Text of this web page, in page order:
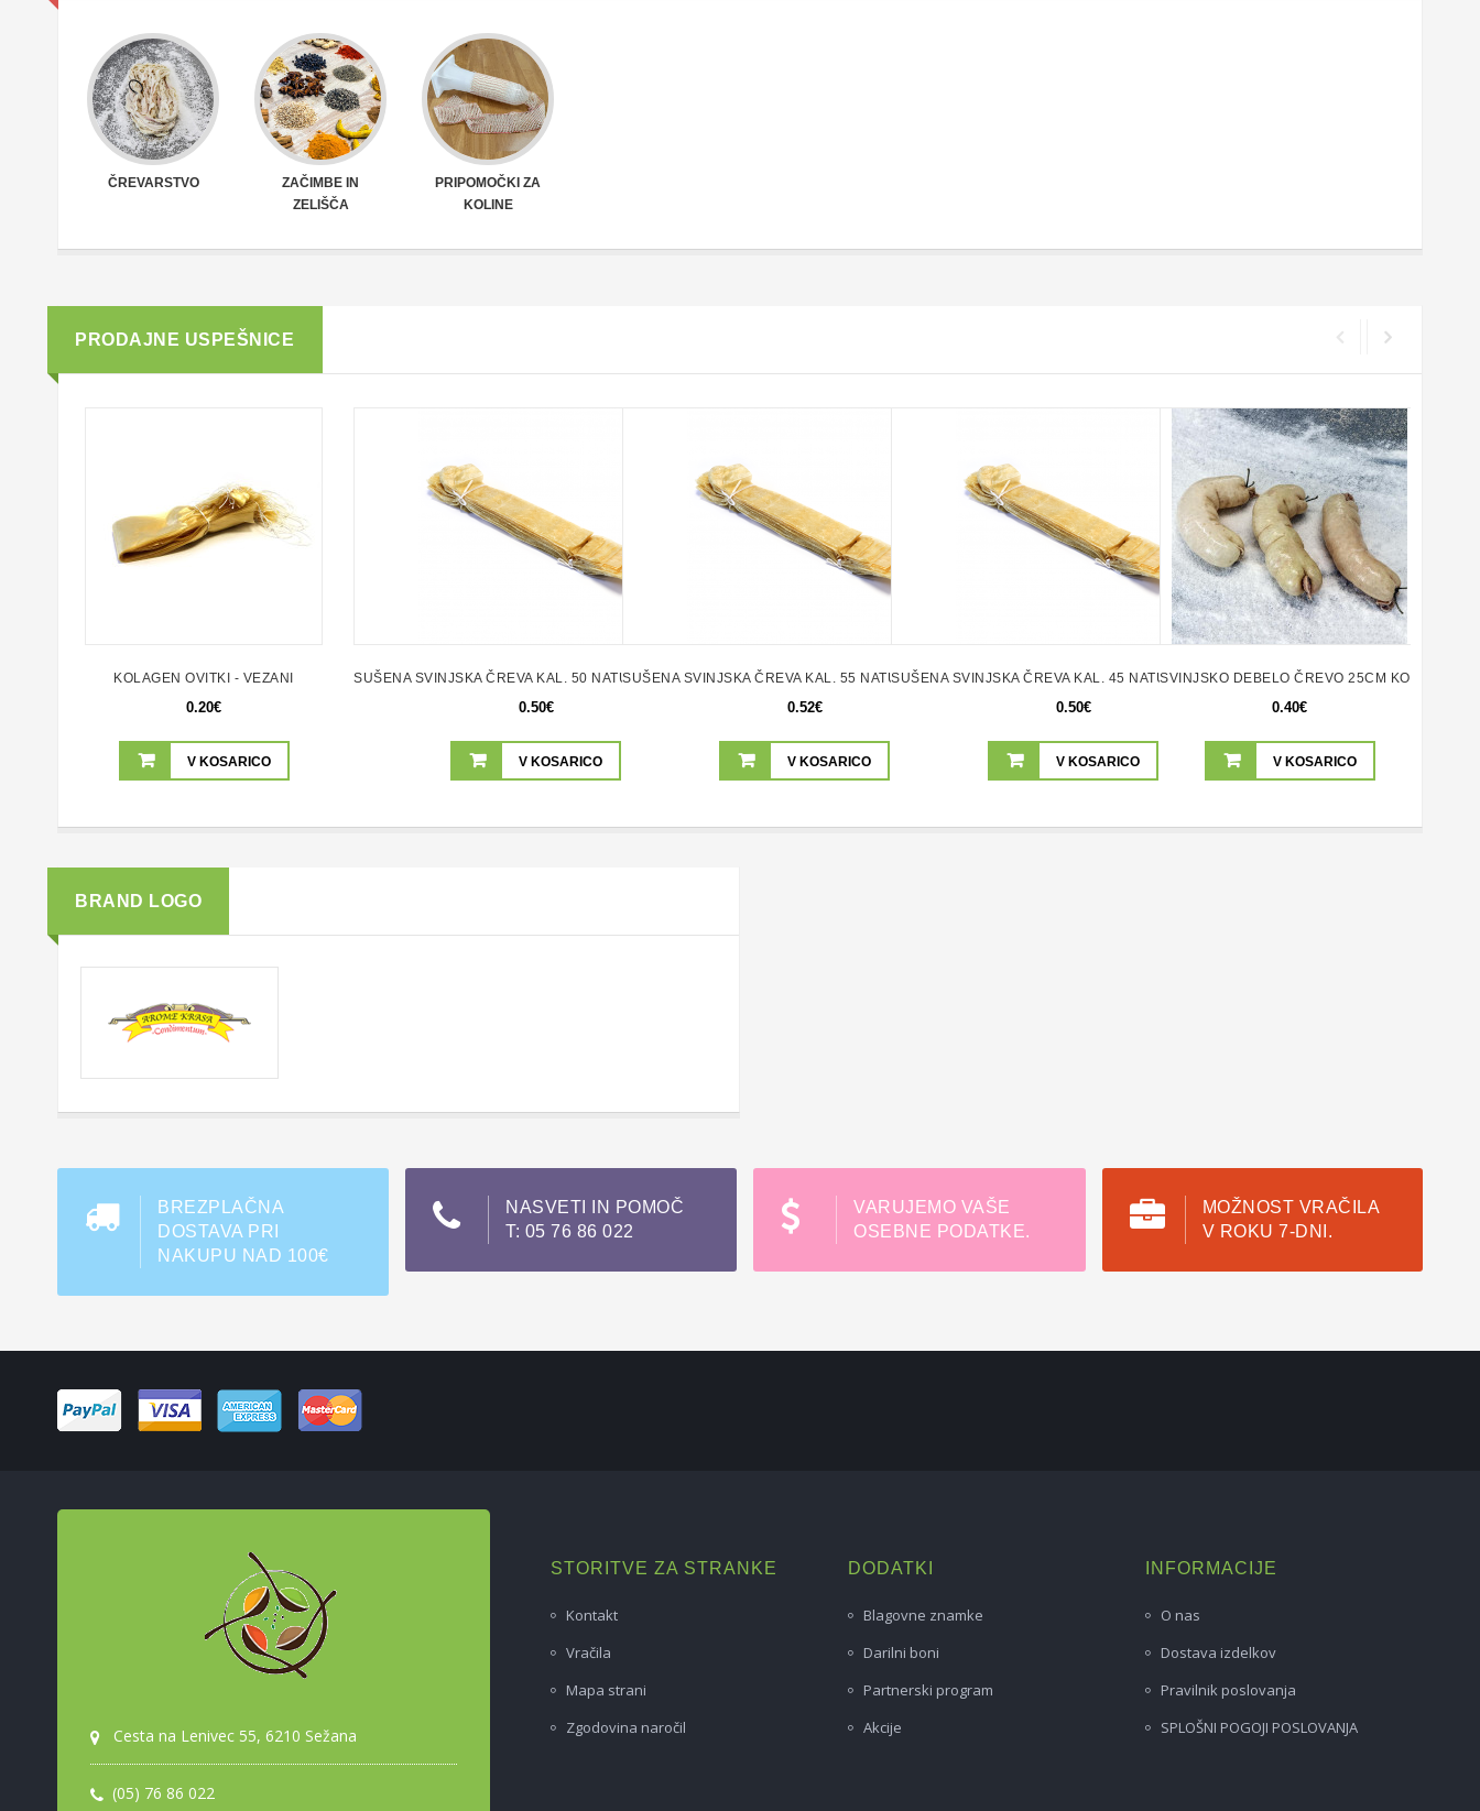
ČREVARSTVO
ZAČIMBE IN
ZELIŠČA
PRIPOMOČKI ZA
KOLINE
PRODAJNE USPEŠNICE
KOLAGEN OVITKI - VEZANI
0.20€
V KOSARICO
SUŠENA SVINJSKA ČREVA KAL. 50 NATUR DOL. 45CM
0.50€
V KOSARICO
SUŠENA SVINJSKA ČREVA KAL. 55 NATUR DOL. 45CM
0.52€
V KOSARICO
SUŠENA SVINJSKA ČREVA KAL. 45 NATUR DOL. 45CM
0.50€
V KOSARICO
SVINJSKO DEBELO ČREVO 25CM KOS
0.40€
V KOSARICO
BRAND LOGO
BREZPLAČNA
DOSTAVA PRI
NAKUPU NAD 100€
NASVETI IN POMOČ
T: 05 76 86 022
VARUJEMO VAŠE
OSEBNE PODATKE.
MOŽNOST VRAČILA
V ROKU 7-DNI.
Cesta na Lenivec 55, 6210 Sežana
(05) 76 86 022
STORITVE ZA STRANKE
Kontakt
Vračila
Mapa strani
Zgodovina naročil
DODATKI
Blagovne znamke
Darilni boni
Partnerski program
Akcije
INFORMACIJE
O nas
Dostava izdelkov
Pravilnik poslovanja
SPLOŠNI POGOJI POSLOVANJA